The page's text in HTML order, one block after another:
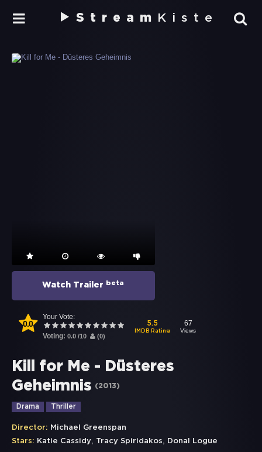
Stream Kiste
Watch Trailer beta
0.0
Your Vote:
Voting: 0.0 /10 (0)
5.5
IMDB Rating
67
Views
Kill for Me - Düsteres
Geheimnis
(2013)
Drama Thriller
Director: Michael Greenspan
Stars: Katie Cassidy, Tracy Spiridakos, Donal Logue